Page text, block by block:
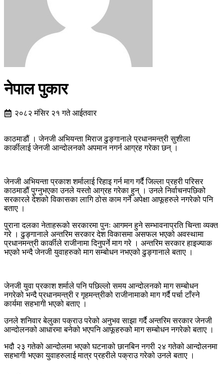
नेपाल पुकार
२०८२ मंसिर २१ गते आईतवार
काठमाडौं । जेनजी अभियन्ता मिराज ढुङ्गानाले प्रधानमन्त्री सुशीला
कार्कीलाई जेनजी आन्दोलनको अपमान नगर्न आग्रह गरेका छन् ।
जेनजी अभियन्ता प्रकाश शर्मालाई रिहाइ गर्न माग गर्दै जिल्ला प्रहरी परिसर
काठमाडौं पुग्नुभएका उनले यस्तो आग्रह गरेका हुन् । उनले निर्वाचनपछिको
सरकारले देशको विकासका लागि ठोस काम गर्ने अपेक्षा आफूहरुले नगरेको पनि
बताए ।
पुराना दलका नेताहरूको सरकारमा पुनः आगमन हुने सम्भावनाप्रति चिन्ता व्यक्त
गरे । ढुङ्गानाले अन्तरिम सरकार देश विकासमा असफल भएको अवस्थामा
प्रधानमन्त्री कार्कीले राजीनामा दिनुपर्ने माग गरे । अन्तरिम सरकार हाइज्याक
भएको भन्दै जेनजी युवाहरुको माग सम्बोधन नभएको ढुङ्गानाले बताए ।
जेनजी युवा प्रकाश शर्माले पनि पछिल्लो समय आन्दोलनको माग सम्बोधन
नगरेको भन्दै प्रधानमन्त्री र गृहमन्त्रीको राजीनामाको माग गर्दै पर्चा टाँस्ने
कार्यमा सहभागी भएको बताए ।
उनले शनिवार बेलुका पक्राउ परेको अनुभव साझा गर्दै अन्तरिम सरकार जेनजी
आन्दोलनको आधारमा बनेको भएपनि आफूहरुको माग सम्बोधन नगरेको बताए ।
भदौ २३ गतेको आन्दोलमा भएको घटनाको छानबिन नगरी २४ गतेको आन्दोलनमा
सहभागी भएका युवाहरुलाई मात्र प्रहरीले पक्राउ गरेको उनले बताए ।